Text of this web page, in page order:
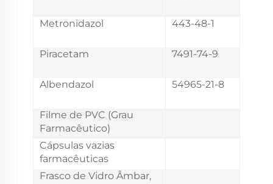
Metronidazol 443-48-1
Piracetam 7491-74-9
Albendazol 54965-21-8
Filme de PVC (Grau
Farmacêutico)
Cápsulas vazias
farmacêuticas
Frasco de Vidro Âmbar,